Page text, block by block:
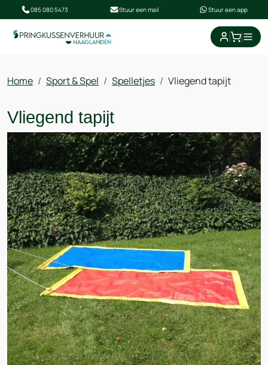
085 080 5473 Stuur een mail Stuur een app
Home Sport & Spel Spelletjes Vliegend tapijt
Vliegend tapijt